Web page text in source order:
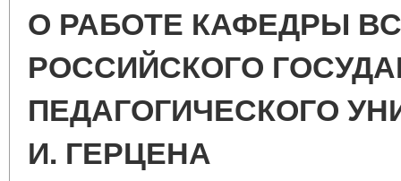
О РАБОТЕ КАФЕДРЫ
РОССИЙСКОГО
ПЕДАГОГИЧЕСКОГО
И. ГЕРЦЕНА